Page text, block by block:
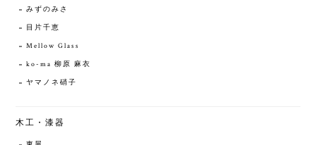
みずのみさ
目片千恵
Mellow Glass
ko-ma 柳原 麻衣
ヤマノネ硝子
木工・漆器